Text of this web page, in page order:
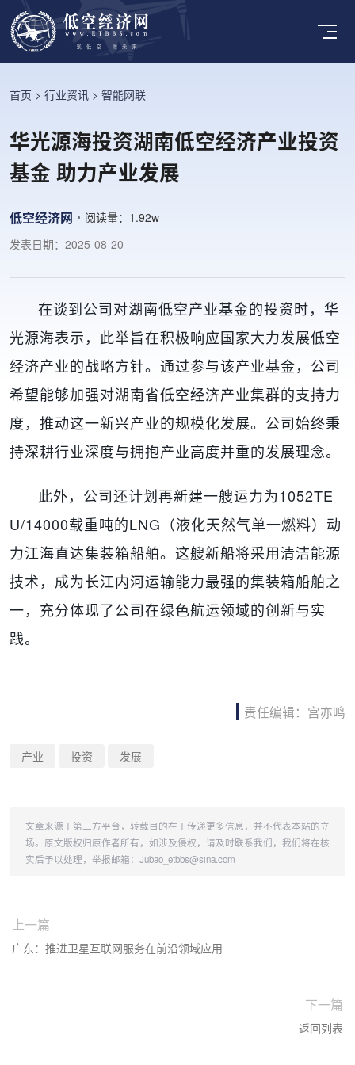
首页 > 行业资讯 > 智能网联
华光源海投资湖南低空经济产业投资
基金 助力产业发展
低空经济网 阅读量： 1.92w
发表日期：2025-08-20
在谈到公司对湖南低空产业基金的投资时，华
光源海表示，此举旨在积极响应国家大力发展低空
经济产业的战略方针。通过参与该产业基金，公司
希望能够加强对湖南省低空经济产业集群的支持力
度，推动这一新兴产业的规模化发展。公司始终秉
持深耕行业深度与拥抱产业高度并重的发展理念。
此外，公司还计划再新建一艘运力为1052TE
U/14000载重吨的LNG（液化天然气单一燃料）动
力江海直达集装箱船舶。这艘新船将采用清洁能源
技术，成为长江内河运输能力最强的集装箱船舶之
一，充分体现了公司在绿色航运领域的创新与实
践。
责任编辑：宫亦鸣
产业 投资 发展
文章来源于第三方平台，转载目的在于传递更多信息，并不代表本站的立
场。原文版权归原作者所有，如涉及侵权，请及时联系我们，我们将在核
实后予以处理，举报邮箱：Jubao_etbbs@sina.com
上一篇
广东：推进卫星互联网服务在前沿领域应用
下一篇
返回列表